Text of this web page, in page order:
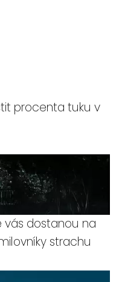
procenta tuku v
vás dostanou na
strachu